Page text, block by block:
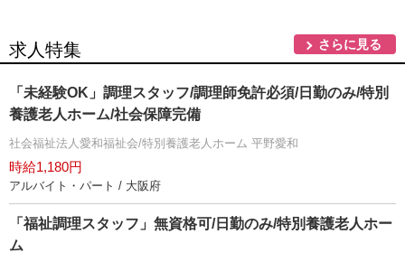
求人特集 さらに見る
「未経験OK」調理スタッフ/調理師免許必須/日勤のみ/特別
養護老人ホーム/社会保障完備
社会福祉法人愛和福祉会/特別養護老人ホーム 平野愛和
時給1,180円
アルバイト・パート / 大阪府
「福祉調理スタッフ」無資格可/日勤のみ/特別養護老人ホー
ム